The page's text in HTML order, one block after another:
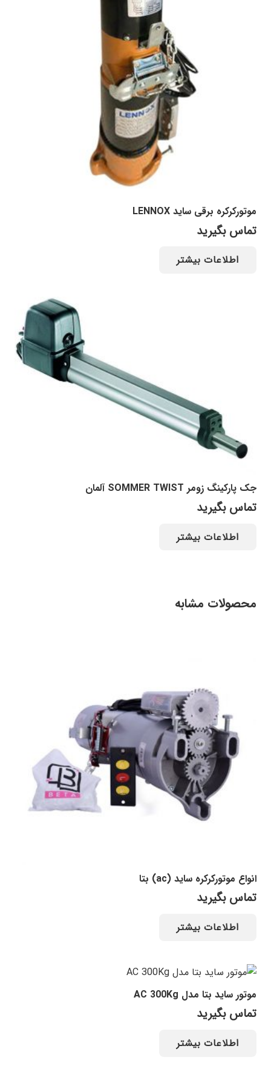
موتورکرکره برقی ساید LENNOX
تماس بگیرید
اطلاعات بیشتر
جک پارکینگ زومر SOMMER TWIST آلمان
تماس بگیرید
اطلاعات بیشتر
محصولات مشابه
انواع موتورکرکره ساید (ac) بتا
تماس بگیرید
اطلاعات بیشتر
موتور ساید بتا مدل AC 300Kg
تماس بگیرید
اطلاعات بیشتر